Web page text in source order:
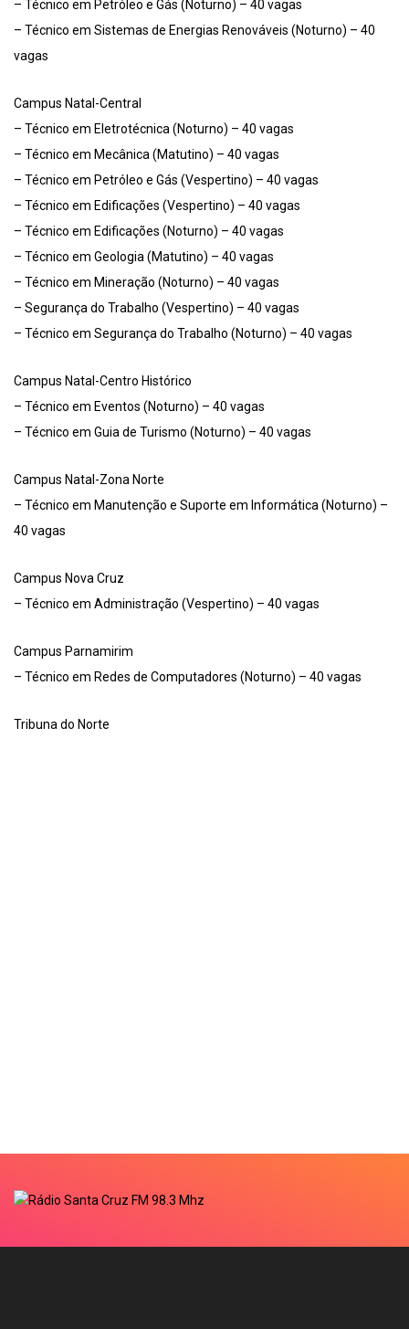
– Técnico em Petróleo e Gás (Noturno) – 40 vagas
– Técnico em Sistemas de Energias Renováveis (Noturno) – 40
vagas
Campus Natal-Central
– Técnico em Eletrotécnica (Noturno) – 40 vagas
– Técnico em Mecânica (Matutino) – 40 vagas
– Técnico em Petróleo e Gás (Vespertino) – 40 vagas
– Técnico em Edificações (Vespertino) – 40 vagas
– Técnico em Edificações (Noturno) – 40 vagas
– Técnico em Geologia (Matutino) – 40 vagas
– Técnico em Mineração (Noturno) – 40 vagas
– Segurança do Trabalho (Vespertino) – 40 vagas
– Técnico em Segurança do Trabalho (Noturno) – 40 vagas
Campus Natal-Centro Histórico
– Técnico em Eventos (Noturno) – 40 vagas
– Técnico em Guia de Turismo (Noturno) – 40 vagas
Campus Natal-Zona Norte
– Técnico em Manutenção e Suporte em Informática (Noturno) –
40 vagas
Campus Nova Cruz
– Técnico em Administração (Vespertino) – 40 vagas
Campus Parnamirim
– Técnico em Redes de Computadores (Noturno) – 40 vagas
Tribuna do Norte